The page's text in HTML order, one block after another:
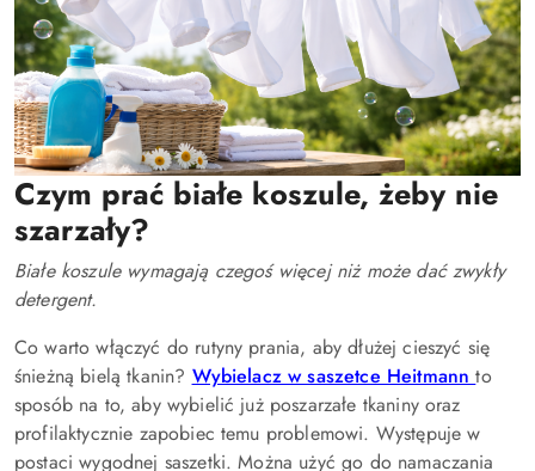
Czym prać białe koszule, żeby nie
szarzały?
Białe koszule wymagają czegoś więcej niż może dać zwykły
detergent.
Co warto włączyć do rutyny prania, aby dłużej cieszyć się
śnieżną bielą tkanin? Wybielacz w saszetce Heitmannto
sposób na to, aby wybielić już poszarzałe tkaniny oraz
profilaktycznie zapobiec temu problemowi. Występuje w
postaci wygodnej saszetki. Można użyć go do namaczania